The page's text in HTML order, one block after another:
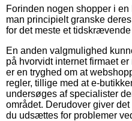
Forinden nogen shopper i
man principielt granske
for det meste et tidskrævende
En anden valgmulighed
på hvorvidt internet firmaet
er en tryghed om at
regler, tillige med at e-
undersøges af specialister
området. Derudover giver
du udsættes for problemer